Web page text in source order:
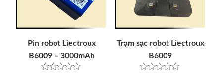
Pin robot Liectroux
B6009 – 3000mAh
Trạm sạc robot Liectroux
B6009